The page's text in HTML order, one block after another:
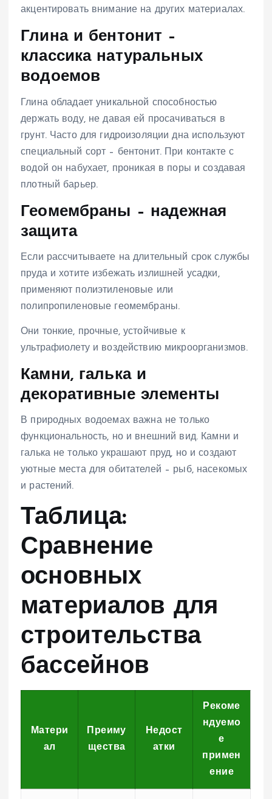
акцентировать внимание на других материалах.
Глина и бентонит –
классика натуральных
водоемов
Глина обладает уникальной способностью
держать воду, не давая ей просачиваться в
грунт. Часто для гидроизоляции дна используют
специальный сорт – бентонит. При контакте с
водой он набухает, проникая в поры и создавая
плотный барьер.
Геомембраны – надежная
защита
Если рассчитываете на длительный срок службы
пруда и хотите избежать излишней усадки,
применяют полиэтиленовые или
полипропиленовые геомембраны.
Они тонкие, прочные, устойчивые к
ультрафиолету и воздействию микроорганизмов.
Камни, галька и
декоративные элементы
В природных водоемах важна не только
функциональность, но и внешний вид. Камни и
галька не только украшают пруд, но и создают
уютные места для обитателей – рыб, насекомых
и растений.
Таблица:
Сравнение
основных
материалов для
строительства
бассейнов
Матери
ал
Преиму
щества
Недост
атки
Рекоме
ндуемо
е
примен
ение